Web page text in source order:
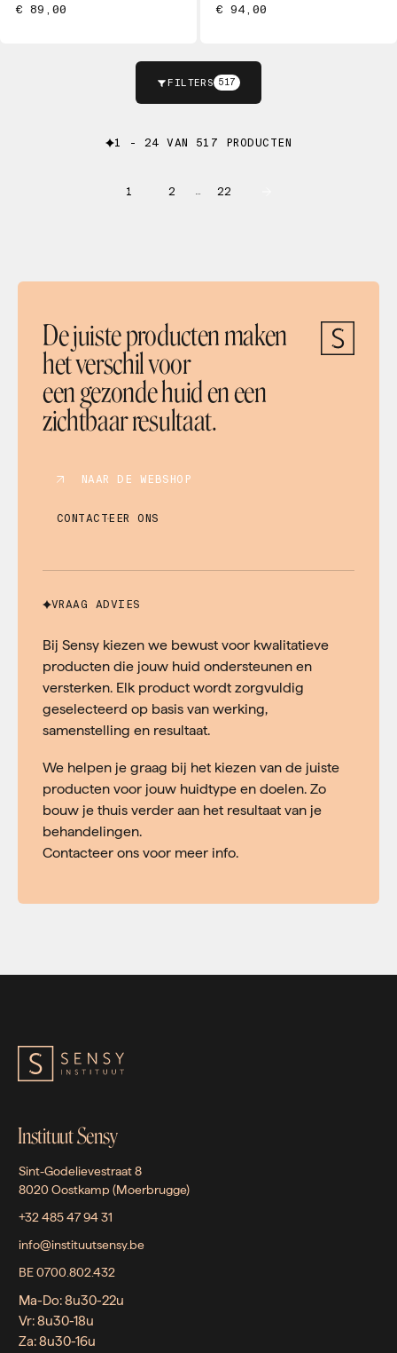
€ 89,00 € 94,00
FILTERS 517
1 - 24 VAN 517 PRODUCTEN
1 2 … 22
De juiste producten maken
het verschil voor
een gezonde huid en een
zichtbaar resultaat.
NAAR DE WEBSHOP
CONTACTEER ONS
VRAAG ADVIES
Bij Sensy kiezen we bewust voor kwalitatieve
producten die jouw huid ondersteunen en
versterken. Elk product wordt zorgvuldig
geselecteerd op basis van werking,
samenstelling en resultaat.
We helpen je graag bij het kiezen van de juiste
producten voor jouw huidtype en doelen. Zo
bouw je thuis verder aan het resultaat van je
behandelingen.
Contacteer ons voor meer info.
Instituut Sensy
Sint-Godelievestraat 8
8020 Oostkamp (Moerbrugge)
+32 485 47 94 31
info@instituutsensy.be
BE 0700.802.432
Ma-Do: 8u30-22u
Vr: 8u30-18u
Za: 8u30-16u